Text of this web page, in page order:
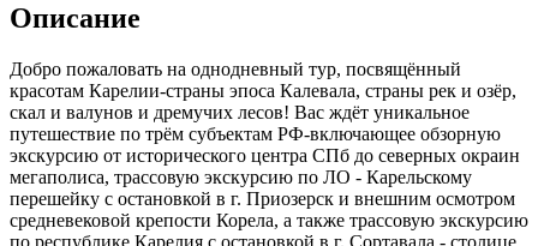
Описание
Добро пожаловать на однодневный тур, посвящённый
красотам Карелии-страны эпоса Калевала, страны рек и озёр,
скал и валунов и дремучих лесов! Вас ждёт уникальное
путешествие по трём субъектам РФ-включающее обзорную
экскурсию от исторического центра СПб до северных окраин
мегаполиса, трассовую экскурсию по ЛО - Карельскому
перешейку с остановкой в г. Приозерск и внешним осмотром
средневековой крепости Корела, а также трассовую экскурсию
по республике Карелия с остановкой в г. Сортавала - столице